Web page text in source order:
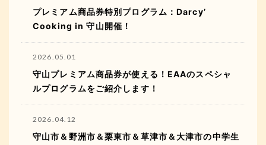
プレミアム商品券特別プログラム：Darcy’
Cooking in 守山開催！
2026.05.01
守山プレミアム商品券が使える！EAAのスペシャ
ルプログラムをご紹介します！
2026.04.12
守山市＆野洲市＆栗東市＆草津市＆大津市の中学生